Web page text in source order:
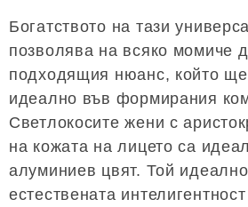
Богатството на тази
позволява на всяко момиче
подходящия нюанс, който
идеално във формирания
Светлокосите жени с
на кожата на лицето са
алуминиев цвят. Той
естествената